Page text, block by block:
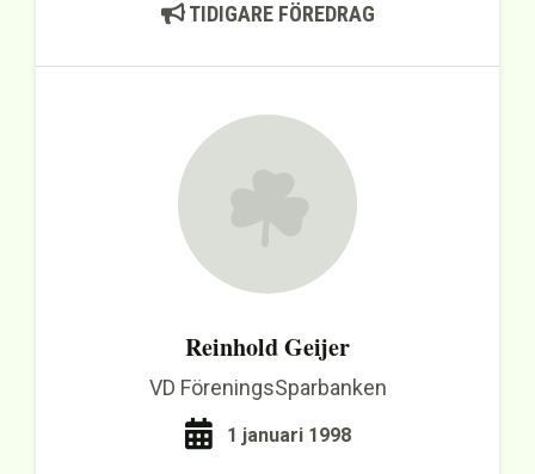
TIDIGARE FÖREDRAG
Reinhold Geijer
VD FöreningsSparbanken
1 januari 1998